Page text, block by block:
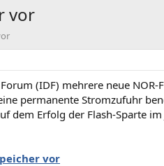
vor
(IDF) mehrere neue NOR-
permanente Stromzufuhr
dem Erfolg der Flash-Sparte
vor